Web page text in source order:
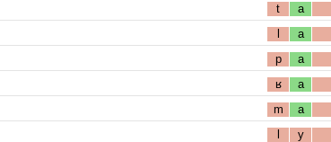
t
a
l
a
p
a
ʁ
a
m
a
l
y